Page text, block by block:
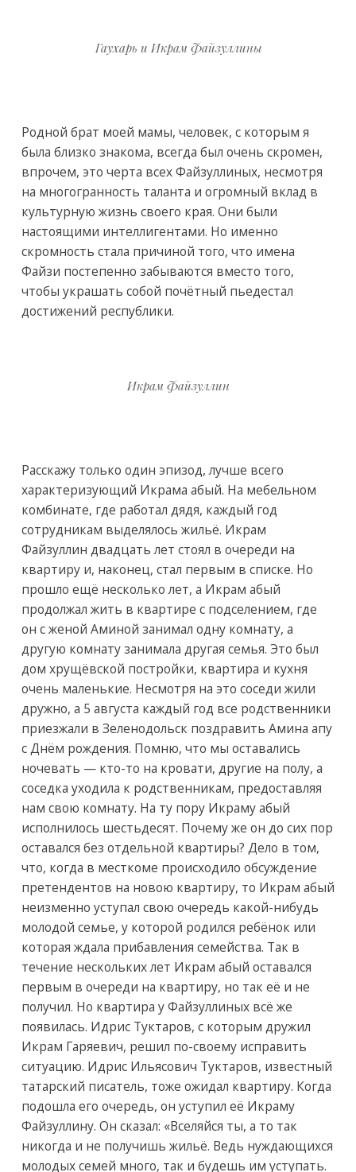
Гаухарь и Икрам Файзуллины
Родной брат моей мамы, человек, с которым я
была близко знакома, всегда был очень скромен,
впрочем, это черта всех Файзуллиных, несмотря
на многогранность таланта и огромный вклад в
культурную жизнь своего края. Они были
настоящими интеллигентами. Но именно
скромность стала причиной того, что имена
Файзи постепенно забываются вместо того,
чтобы украшать собой почётный пьедестал
достижений республики.
Икрам Файзуллин
Расскажу только один эпизод, лучше всего
характеризующий Икрама абый. На мебельном
комбинате, где работал дядя, каждый год
сотрудникам выделялось жильё. Икрам
Файзуллин двадцать лет стоял в очереди на
квартиру и, наконец, стал первым в списке. Но
прошло ещё несколько лет, а Икрам абый
продолжал жить в квартире с подселением, где
он с женой Аминой занимал одну комнату, а
другую комнату занимала другая семья. Это был
дом хрущёвской постройки, квартира и кухня
очень маленькие. Несмотря на это соседи жили
дружно, а 5 августа каждый год все родственники
приезжали в Зеленодольск поздравить Амина апу
с Днём рождения. Помню, что мы оставались
ночевать — кто-то на кровати, другие на полу, а
соседка уходила к родственникам, предоставляя
нам свою комнату. На ту пору Икраму абый
исполнилось шестьдесят. Почему же он до сих пор
оставался без отдельной квартиры? Дело в том,
что, когда в месткоме происходило обсуждение
претендентов на новою квартиру, то Икрам абый
неизменно уступал свою очередь какой-нибудь
молодой семье, у которой родился ребёнок или
которая ждала прибавления семейства. Так в
течение нескольких лет Икрам абый оставался
первым в очереди на квартиру, но так её и не
получил. Но квартира у Файзуллиных всё же
появилась. Идрис Туктаров, с которым дружил
Икрам Гаряевич, решил по-своему исправить
ситуацию. Идрис Ильясович Туктаров, известный
татарский писатель, тоже ожидал квартиру. Когда
подошла его очередь, он уступил её Икраму
Файзуллину. Он сказал: «Вселяйся ты, а то так
никогда и не получишь жильё. Ведь нуждающихся
молодых семей много, так и будешь им уступать.